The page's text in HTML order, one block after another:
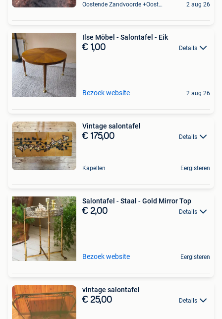
Oostende Zandvoorde +Oostende 2 aug 26
Ilse Möbel - Salontafel - Eik
€ 1,00 Details
Bezoek website 2 aug 26
Vintage salontafel
€ 175,00 Details
Kapellen Eergisteren
Salontafel - Staal - Gold Mirror Top
€ 2,00 Details
Bezoek website Eergisteren
vintage salontafel
€ 25,00 Details